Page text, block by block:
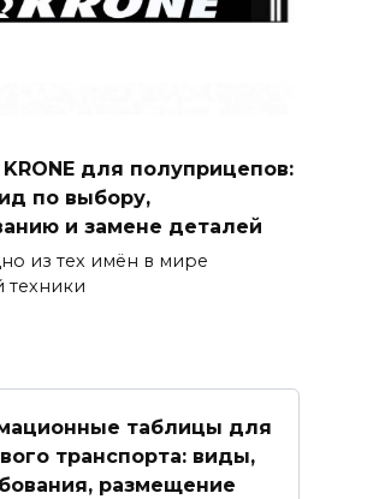
для полуприцепов:
по выбору,
и замене деталей
из тех имён в мире
таблицы для
транспорта: виды,
размещение